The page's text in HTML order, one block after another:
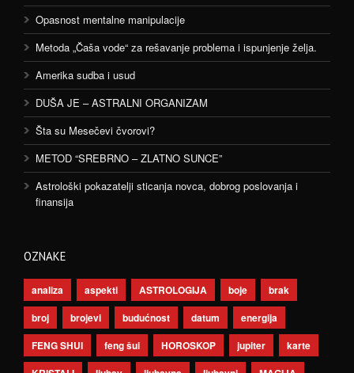
Opasnost mentalne manipulacije
Metoda „Čaša vode“ za rešavanje problema i ispunjenje želja.
Amerika sudba i usud
DUŠA JE – ASTRALNI ORGANIZAM
Šta su Mesečevi čvorovi?
METOD “SREBRNO – ZLATNO SUNCE”
Astrološki pokazatelji sticanja novca, dobrog poslovanja i
finansija
OZNAKE
analiza aspekti ASTROLOGIJA boje
brak
broj
brojevi budućnost datum
energija
FENG SHUI
feng šui HOROSKOP jupiter
karte